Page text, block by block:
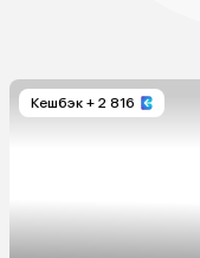
Кешбэк + 2 816